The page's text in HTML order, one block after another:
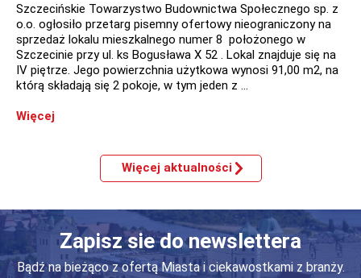
Szczecińskie Towarzystwo Budownictwa Społecznego sp. z
o.o. ogłosiło przetarg pisemny ofertowy nieograniczony na
sprzedaż lokalu mieszkalnego numer 8 położonego w
Szczecinie przy ul. ks Bogusława X 52 . Lokal znajduje się na
IV piętrze. Jego powierzchnia użytkowa wynosi 91,00 m2, na
którą składają się 2 pokoje, w tym jeden z …
Więcej
Więcej aktualności
Zapisz sie do newslettera
Bądź na bieżąco z ofertą Miasta i ciekawostkami z branży.